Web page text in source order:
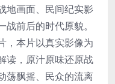
地画面、民间纪实影
前后的时代原貌。
，本片以真实影像为
读，原汁原味还原战
荡飘摇、民众的流离